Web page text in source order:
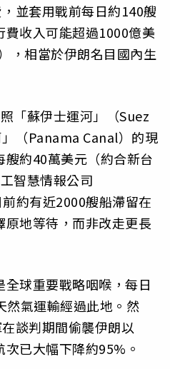
並套用戰前每日約140艘
收入可能超過1000億美
，相當於伊朗名目國內生
「蘇伊士運河」（Suez
（Panama Canal）的現
約40萬美元（約合新台
智慧情報公司
約有近2000艘船滯留在
地等待，而非改走更長
球重要戰略咽喉，每日
氣運輸經過此地。然
談判期間偷襲伊朗以
已大幅下降約95%。